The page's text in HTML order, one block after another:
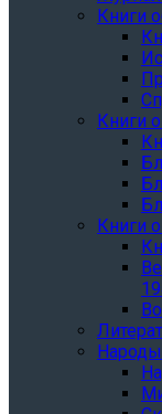
Книги
Книги
Книги
Народы